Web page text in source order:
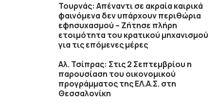
Τουρνάς: Απέναντι σε ακραία καιρικά
φαινόμενα δεν υπάρχουν περιθώρια
εφησυχασμού – Ζήτησε πλήρη
ετοιμότητα του κρατικού μηχανισμού
για τις επόμενες μέρες
Αλ. Τσίπρας: Στις 2 Σεπτεμβρίου η
παρουσίαση του οικονομικού
προγράμματος της ΕΛ.Α.Σ. στη
Θεσσαλονίκη